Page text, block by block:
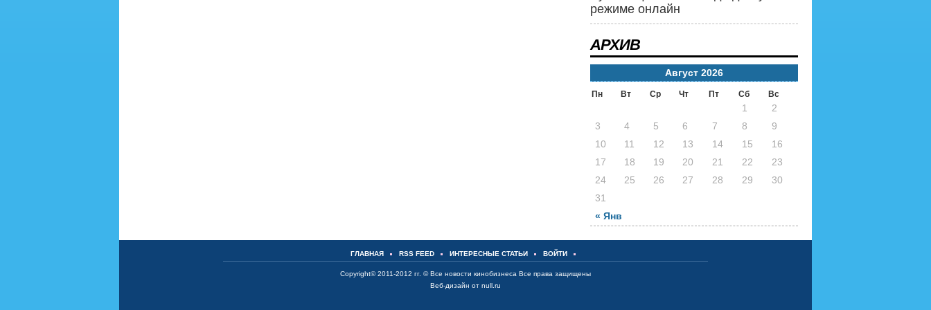
режиме онлайн
АРХИВ
Август 2026
Пн Вт Ср Чт Пт Сб Вс
« Янв
1
2
3
4 5 6 7 8
9
10
11 12 13 14 15
16
17
18 19 20 21 22
23
24
25 26 27 28 29
30
31
ГЛАВНАЯ RSS FEED ИНТЕРЕСНЫЕ СТАТЬИ ВОЙТИ
Copyright© 2011-2012 гг. ©Все новости кинобизнеса Все права защищены
Веб-дизайн от null.ru